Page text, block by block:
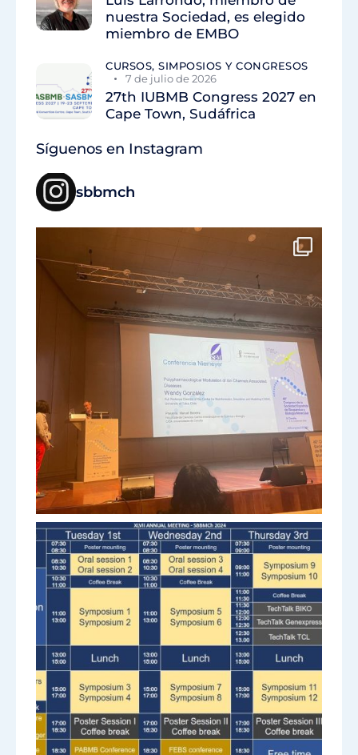
nuestra Sociedad, es elegido
miembro de EMBO
CURSOS, SIMPOSIOS Y CONGRESOS
7 de julio de 2026
27th IUBMB Congress 2027 en
Cape Town, Sudáfrica
Síguenos en Instagram
sbbmch